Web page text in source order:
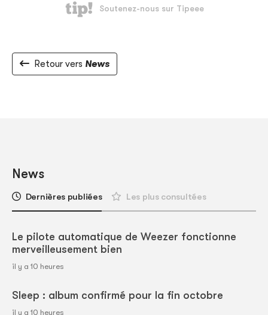
Retour vers News
News
Dernières publiées Les plus consultées
Le pilote automatique de Weezer fonctionne
merveilleusement bien
il y a 10 heures
Sleep : album confirmé pour la fin octobre
il y a 10 heures